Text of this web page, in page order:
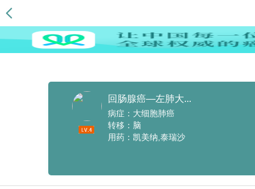
回肠腺癌—左肺大...
病症：大细胞肺癌
转移：脑
用药：凯美纳,泰瑞沙